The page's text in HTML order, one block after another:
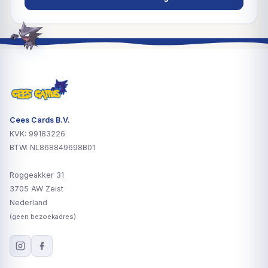
Cees Cards B.V.
KVK: 99183226
BTW: NL868849698B01
Roggeakker 31
3705 AW Zeist
Nederland
(geen bezoekadres)